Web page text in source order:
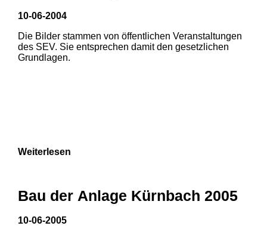
1 2
10-06-2004
Die Bilder stammen von öffentlichen Veranstaltungen
des SEV. Sie entsprechen damit den gesetzlichen
Grundlagen.
Weiterlesen
Bau der Anlage Kürnbach 2005
10-06-2005